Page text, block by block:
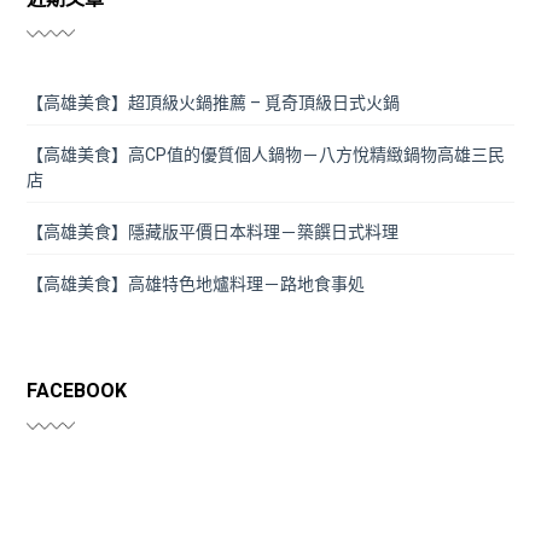
【高雄美食】超頂級火鍋推薦 – 覓奇頂級日式火鍋
【高雄美食】高CP值的優質個人鍋物－八方悅精緻鍋物高雄三民
店
【高雄美食】隱藏版平價日本料理－築饌日式料理
【高雄美食】高雄特色地爐料理－路地食事処
FACEBOOK